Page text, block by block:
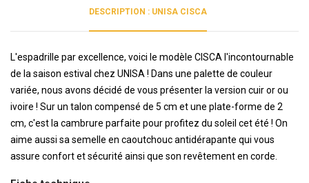
DESCRIPTION : UNISA CISCA
L'espadrille par excellence, voici le modèle CISCA l'incontournable
de la saison estival chez UNISA ! Dans une palette de couleur
variée, nous avons décidé de vous présenter la version cuir or ou
ivoire ! Sur un talon compensé de 5 cm et une plate-forme de 2
cm, c'est la cambrure parfaite pour profitez du soleil cet été ! On
aime aussi sa semelle en caoutchouc antidérapante qui vous
assure confort et sécurité ainsi que son revêtement en corde.